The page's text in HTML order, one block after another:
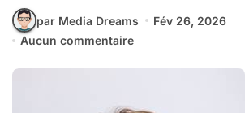
par Media Dreams
Fév 26, 2026
Aucun commentaire